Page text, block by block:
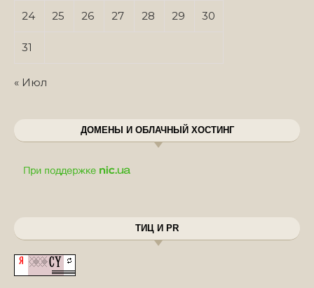
24 25 26 27 28 29 30
31
« Июл
ДОМЕНЫ И ОБЛАЧНЫЙ ХОСТИНГ
ТИЦ И PR